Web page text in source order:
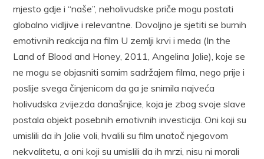
mjesto gdje i “naše”, neholivudske priče mogu postati
globalno vidljive i relevantne. Dovoljno je sjetiti se burnih
emotivnih reakcija na film U zemlji krvi i meda (In the
Land of Blood and Honey, 2011, Angelina Jolie), koje se
ne mogu se objasniti samim sadržajem filma, nego prije i
poslije svega činjenicom da ga je snimila najveća
holivudska zvijezda današnjice, koja je zbog svoje slave
postala objekt posebnih emotivnih investicija. Oni koji su
umislili da ih Jolie voli, hvalili su film unatoč njegovom
nekvalitetu, a oni koji su umislili da ih mrzi, nisu ni morali